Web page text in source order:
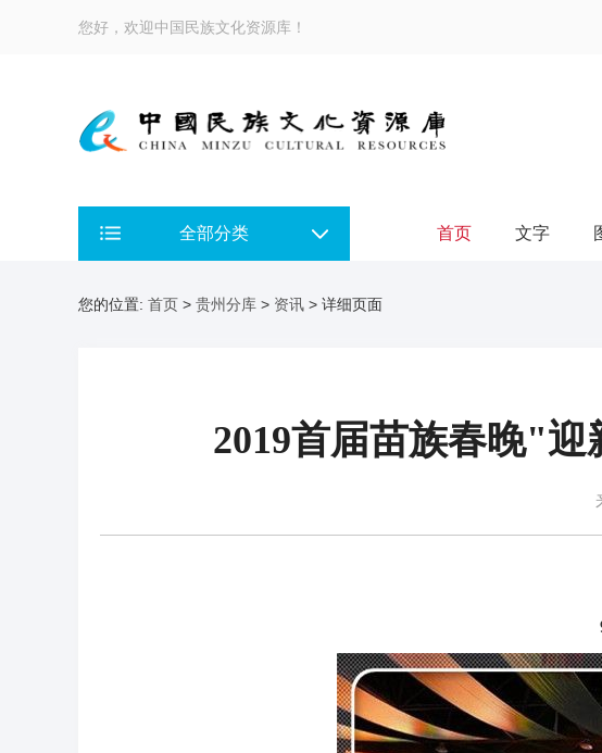
您好，欢迎中国民族文化资源库！
全部分类 首页 文字
您的位置: 首页 > 贵州分库 > 资讯 > 详细页面
2019首届苗族春晚"